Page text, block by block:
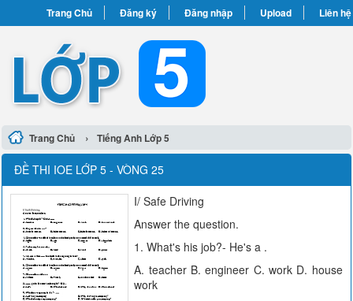
Trang Chủ Đăng ký Đăng nhập Upload Liên hệ
Trang Chủ › Tiếng Anh Lớp 5
ĐỀ THI IOE LỚP 5 - VÒNG 25
I/ Safe Driving
Answer the question.
1. What's his job?- He's a .
A. teacher B. engineer C. work D. house
work